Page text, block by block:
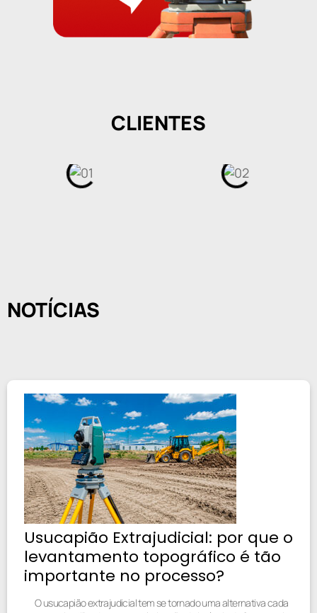
CLIENTES
NOTÍCIAS
Usucapião Extrajudicial: por que o
levantamento topográfico é tão
importante no processo?
O usucapião extrajudicial tem se tornado uma alternativa cada